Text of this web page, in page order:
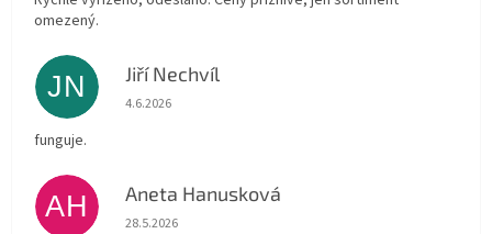
omezený.
JN Jiří Nechvíl
Hodnocení obchodu je 5 z 5 hvězdiček.
4.6.2026
funguje.
AH Aneta Hanusková
Hodnocení obchodu je 5 z 5 hvězdiček.
28.5.2026